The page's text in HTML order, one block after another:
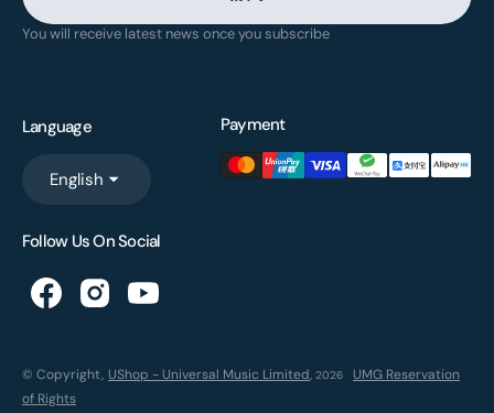
You will receive latest news once you subscribe
Language
English
Payment
Follow Us On Social
© Copyright, UShop - Universal Music Limited, 2026
UMG Reservation
of Rights